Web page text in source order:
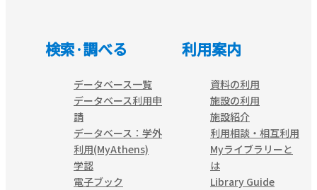
検索·調べる
データベース一覧
データベース利用申
請
データベース：学外
利用(MyAthens)
学認
電子ブック
利用案内
資料の利用
施設の利用
施設紹介
利用相談・相互利用
Myライブラリーと
は
Library Guide